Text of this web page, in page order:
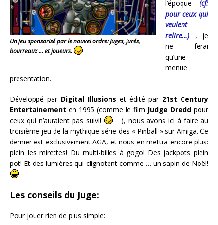
Un jeu sponsorisé par le nouvel ordre: Juges, jurés,
bourreaux … et joueurs.
l’époque (cf:
pour ceux qui
veulent
relire…) , je
ne ferai
qu’une
menue
présentation.
Développé par Digital Illusions et édité par 21st Century
Entertainement en 1995 (comme le film Judge Dredd pour
ceux qui n’auraient pas suivi!
), nous avons ici à faire au
troisième jeu de la mythique série des « Pinball » sur Amiga. Ce
dernier est exclusivement AGA, et nous en mettra encore plus:
plein les mirettes! Du multi-billes à gogo! Des jackpots plein
pot! Et des lumières qui clignotent comme … un sapin de Noël!
Les conseils du Juge:
Pour jouer rien de plus simple: